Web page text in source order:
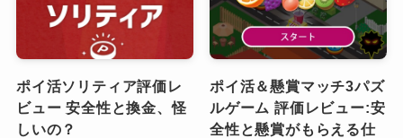
ポイ活ソリティア評価レ
ビュー 安全性と換金、怪
しいの？
ポイ活＆懸賞マッチ3パズ
ルゲーム 評価レビュー:安
全性と懸賞がもらえる仕